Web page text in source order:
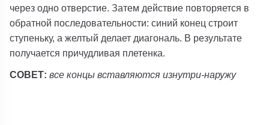
через одно отверстие. Затем действие повторяется в
обратной последовательности: синий конец строит
ступеньку, а желтый делает диагональ. В результате
получается причудливая плетенка.
СОВЕТ: все концы вставляются изнутри-наружу